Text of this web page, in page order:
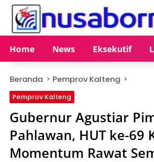
Langsung
konten
Home News Eksekutif
Beranda Pemprov Kalteng
Pemprov Kalteng
Gubernur Agustiar
Pahlawan, HUT ke-69
Momentum Rawat